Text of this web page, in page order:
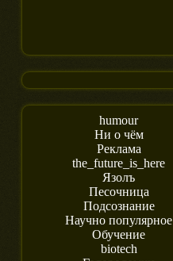
humour
Ни о чём
Реклама
the_future_is_here
Язолъ
Песочница
Подсознание
Научно популярное
Обучение
biotech